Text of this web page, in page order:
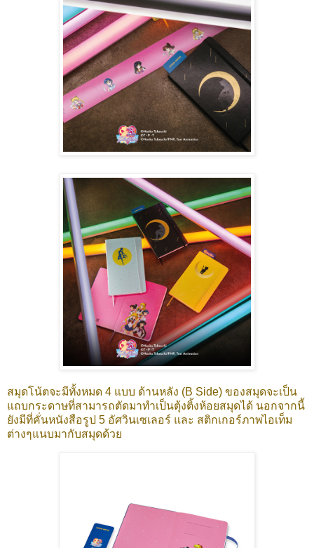
สมุดโน้ตจะมีทั้งหมด 4 แบบ ด้านหลัง (B Side) ของสมุดจะเป็น
แถบกระดาษที่สามารถตัดมาทำเป็นตุ้งติ้งห้อยสมุดได้ นอกจากนี้
ยังมีที่คั่นหนังสือรูป 5 อัศวินเซเลอร์ และ สติกเกอร์ภาพไอเท็ม
ต่างๆแนบมากับสมุดด้วย